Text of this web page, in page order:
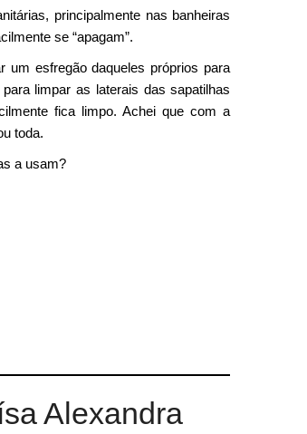
principalmente nas banheiras
se “apagam”.
um esfregão daqueles próprios para
limpar as laterais das sapatilhas
fica limpo. Achei que com a
toda.
a usam?
Alexandra